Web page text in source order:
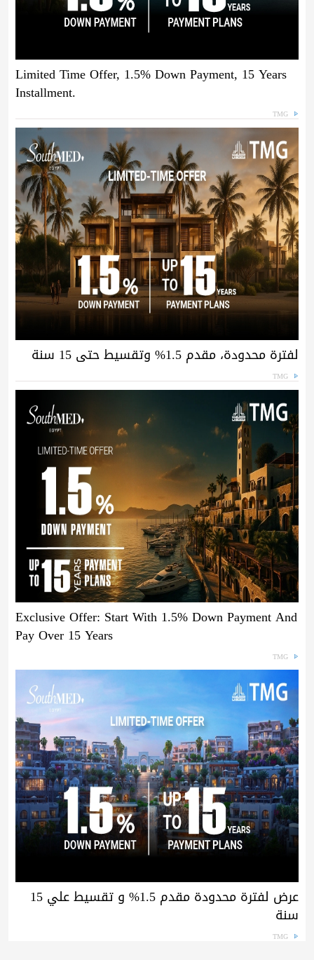
Limited Time Offer, 1.5% Down Payment, 15 Years
Installment.
TMG
لفترة محدودة، مقدم 1.5% وتقسيط حتى 15 سنة
TMG
Exclusive Offer: Start With 1.5% Down Payment And
Pay Over 15 Years
TMG
عرض لفترة محدودة مقدم 1.5% و تقسيط علي 15
سنة
TMG